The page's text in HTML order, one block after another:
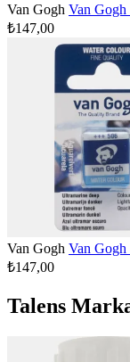
Van Gogh Van
₺147,00
Van Gogh Van Gogh
₺147,00
Talens